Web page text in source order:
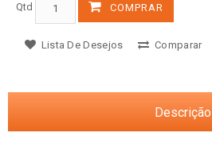
Qtd COMPRAR
Lista De Desejos Comparar
Descrição